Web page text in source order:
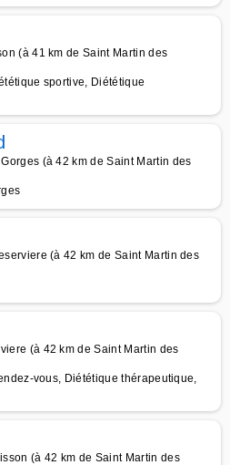
(à 41 km de Saint Martin des
sportive, Diététique
(à 42 km de Saint Martin des
(à 42 km de Saint Martin des
(à 42 km de Saint Martin des
vous, Diététique thérapeutique,
(à 42 km de Saint Martin des